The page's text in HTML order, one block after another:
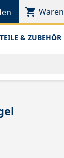
shopping_cart
& ZUBEHÖR